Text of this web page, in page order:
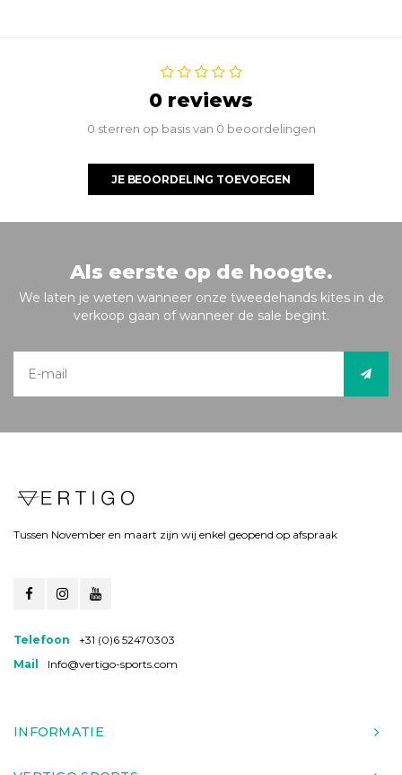
0 reviews
0 sterren op basis van 0 beoordelingen
JE BEOORDELING TOEVOEGEN
Als eerste op de hoogte.
We laten je weten wanneer onze tweedehands kites in de
verkoop gaan of wanneer de sale begint.
Tussen November en maart zijn wij enkel geopend op afspraak
Telefoon
+31 (0)6 52470303
Mail
Info@vertigo-sports.com
INFORMATIE